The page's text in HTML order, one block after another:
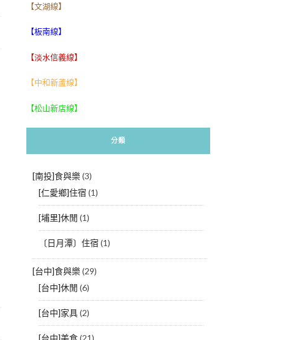
【文湖線】
【板南線】
【淡水信義線】
【中和新蘆線】
【松山新店線】
分類
[南投]食與樂(3)
[仁愛鄉]住宿 (1)
[埔里]休閒 (1)
〔日月潭〕住宿 (1)
[台中]食與樂(29)
[台中]休閒 (6)
[台中]家具(2)
[台中]美食(21)